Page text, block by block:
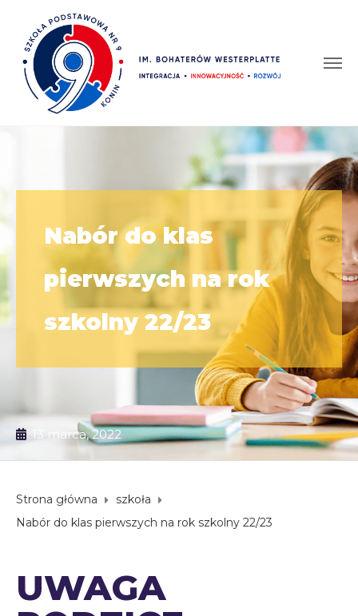
Nabór do klas
pierwszych na rok
szkolny 22/23
13 marca, 2022
Strona główna
szkoła
Nabór do klas pierwszych na rok szkolny 22/23
UWAGA